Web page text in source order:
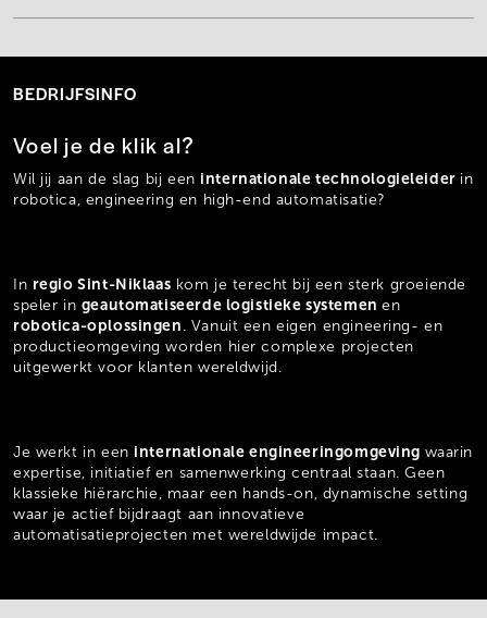
BEDRIJFSINFO
Voel je de klik al?
Wil jij aan de slag bij een internationale technologieleider in
robotica, engineering en high-end automatisatie?
In regio Sint-Niklaas kom je terecht bij een sterk groeiende
speler in geautomatiseerde logistieke systemenen
robotica-oplossingen
. Vanuit een eigen engineering- en
productieomgeving worden hier complexe projecten
uitgewerkt voor klanten wereldwijd.
Je werkt in een internationale engineeringomgeving waarin
expertise, initiatief en samenwerking centraal staan. Geen
klassieke hiërarchie, maar een hands-on, dynamische setting
waar je actief bijdraagt aan innovatieve
automatisatieprojecten met wereldwijde impact.